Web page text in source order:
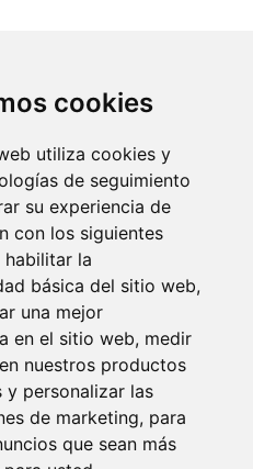
cookies
utiliza cookies y
de seguimiento
su experiencia de
con los siguientes
habilitar la
básica del sitio web,
una mejor
en el sitio web, medir
nuestros productos
y personalizar las
de marketing, para
que sean más
del Área de
de la actualización de
a través del correo: